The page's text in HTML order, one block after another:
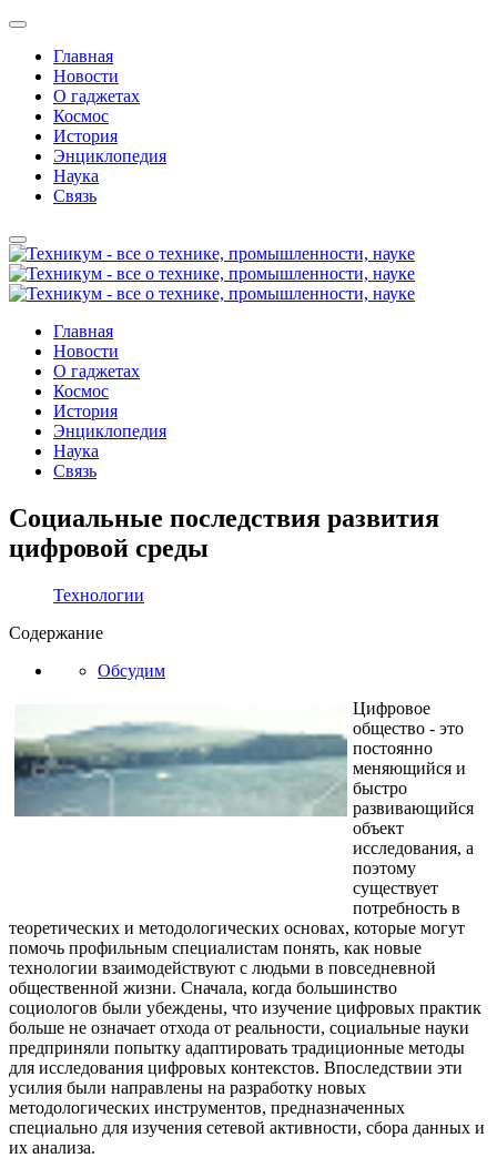
Главная
Новости
О гаджетах
Космос
История
Энциклопедия
Наука
Связь
Главная
Новости
О гаджетах
Космос
История
Энциклопедия
Наука
Связь
Социальные последствия развития
цифровой среды
Технологии
Содержание
Обсудим
Цифровое
общество - это
постоянно
меняющийся и
быстро
развивающийся
объект
исследования, а
поэтому
существует
потребность в
теоретических и методологических основах, которые могут
помочь профильным специалистам понять, как новые
технологии взаимодействуют с людьми в повседневной
общественной жизни. Сначала, когда большинство
социологов были убеждены, что изучение цифровых практик
больше не означает отхода от реальности, социальные науки
предприняли попытку адаптировать традиционные методы
для исследования цифровых контекстов. Впоследствии эти
усилия были направлены на разработку новых
методологических инструментов, предназначенных
специально для изучения сетевой активности, сбора данных и
их анализа.